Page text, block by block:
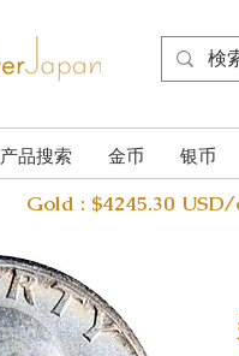
产品搜索 金币 银币
Gold : $4245.30